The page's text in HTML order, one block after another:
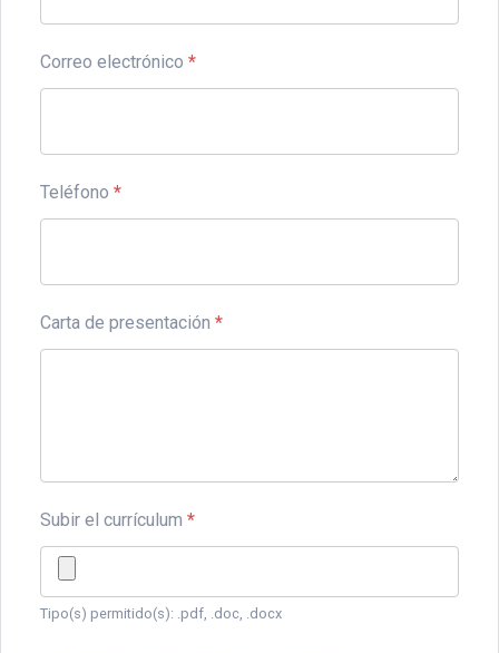
Correo electrónico *
Teléfono *
Carta de presentación *
Subir el currículum *
Tipo(s) permitido(s): .pdf, .doc, .docx